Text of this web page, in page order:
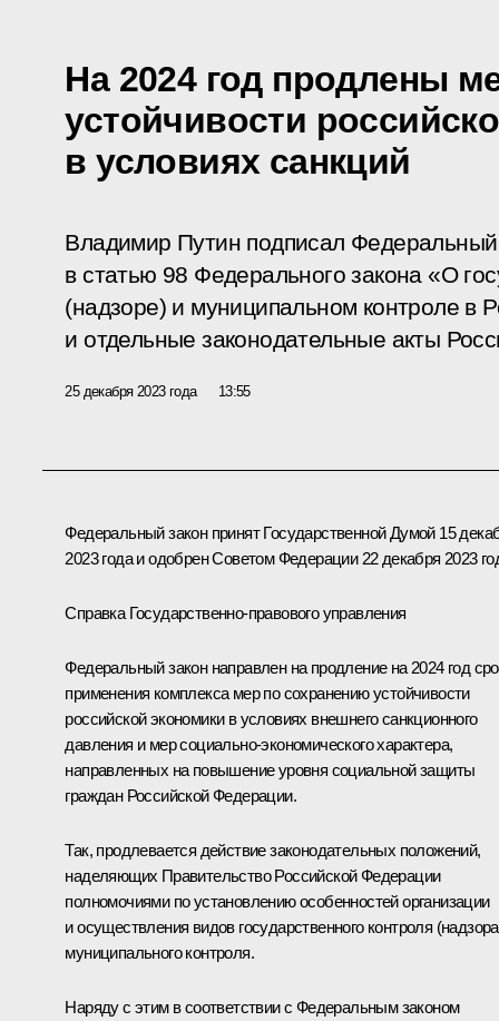
На 2024 год продлены
устойчивости
в условиях санкций
Владимир Путин подписал
в статью 98 Федерального закона «О
(надзоре) и муниципальном контроле в
и отдельные законодательные акты
25 декабря 2023 года 13:55
Федеральный закон принят Государственной Думой 15
2023 года и одобрен Советом Федерации 22 декабря 2023
Справка Государственно-правового управления
Федеральный закон направлен на продление на 2024 год
применения комплекса мер по сохранению устойчивости
российской экономики в условиях внешнего санкционного
давления и мер социально-экономического характера,
направленных на повышение уровня социальной защиты
граждан Российской Федерации.
Так, продлевается действие законодательных положений,
наделяющих Правительство Российской Федерации
полномочиями по установлению особенностей организации
и осуществления видов государственного контроля
муниципального контроля.
Наряду с этим в соответствии с Федеральным законом